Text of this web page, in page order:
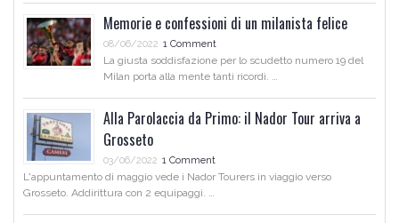
Memorie e confessioni di un milanista felice
08/06/2022 1 Comment
La giusta soddisfazione per lo scudetto numero 19 del
Milan porta alla mente tanti ricordi. …
Alla Parolaccia da Primo: il Nador Tour arriva a
Grosseto
03/06/2022 1 Comment
L'appuntamento di maggio vede i Nador Tourers in viaggio verso
Grosseto. Addirittura con 2 equipaggi. …